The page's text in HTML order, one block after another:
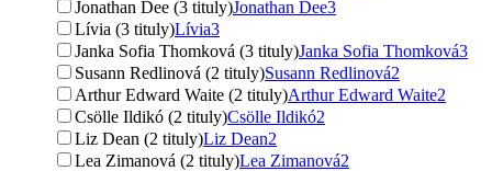
Jonathan Dee (3 tituly)Jonathan Dee3
Lívia (3 tituly)Lívia3
Janka Sofia Thomková (3 tituly)Janka Sofia Thomková3
Susann Redlinová (2 tituly)Susann Redlinová2
Arthur Edward Waite (2 tituly)Arthur Edward Waite2
Csölle Ildikó (2 tituly)Csölle Ildikó2
Liz Dean (2 tituly)Liz Dean2
Lea Zimanová (2 tituly)Lea Zimanová2